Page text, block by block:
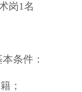
岗1名
条件：
；